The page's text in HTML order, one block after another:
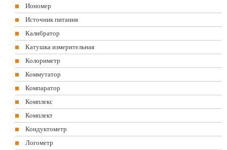
Иономер
Источник питания
Калибратор
Катушка измерительная
Колориметр
Коммутатор
Компаратор
Комплекс
Комплект
Кондуктометр
Логометр